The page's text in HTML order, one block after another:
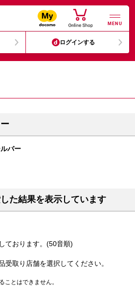
MENU
ログインする
バー
た結果を表示しています
ております。(50音順)
受取り店舗を選択してください。
ことはできません。